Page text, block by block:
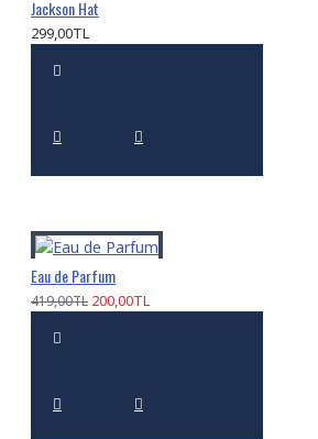
Jackson Hat
299,00TL
Eau de Parfum
419,00TL 200,00TL